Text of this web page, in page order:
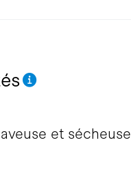
et sécheuse